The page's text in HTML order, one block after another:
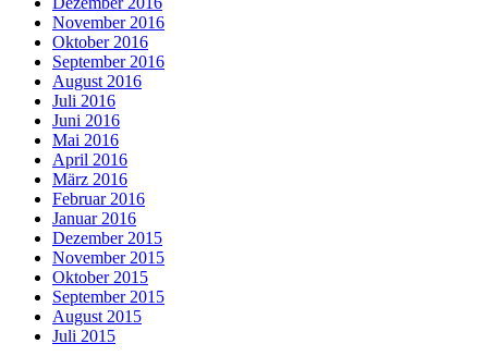
November 2016
Oktober 2016
September 2016
August 2016
Juli 2016
Juni 2016
Mai 2016
April 2016
März 2016
Februar 2016
Januar 2016
Dezember 2015
November 2015
Oktober 2015
September 2015
August 2015
Juli 2015